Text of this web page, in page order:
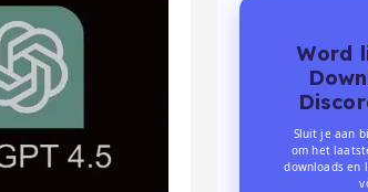
Word
Sluit je aan
om het
downloads en